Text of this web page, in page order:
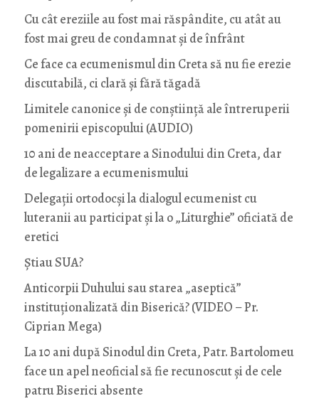
Cu cât ereziile au fost mai răspândite, cu atât au
fost mai greu de condamnat și de înfrânt
Ce face ca ecumenismul din Creta să nu fie erezie
discutabilă, ci clară și fără tăgadă
Limitele canonice și de conștiință ale întreruperii
pomenirii episcopului (AUDIO)
10 ani de neacceptare a Sinodului din Creta, dar
de legalizare a ecumenismului
Delegații ortodocși la dialogul ecumenist cu
luteranii au participat și la o „Liturghie” oficiată de
eretici
Știau SUA?
Anticorpii Duhului sau starea „aseptică”
instituționalizată din Biserică? (VIDEO – Pr.
Ciprian Mega)
La 10 ani după Sinodul din Creta, Patr. Bartolomeu
face un apel neoficial să fie recunoscut și de cele
patru Biserici absente